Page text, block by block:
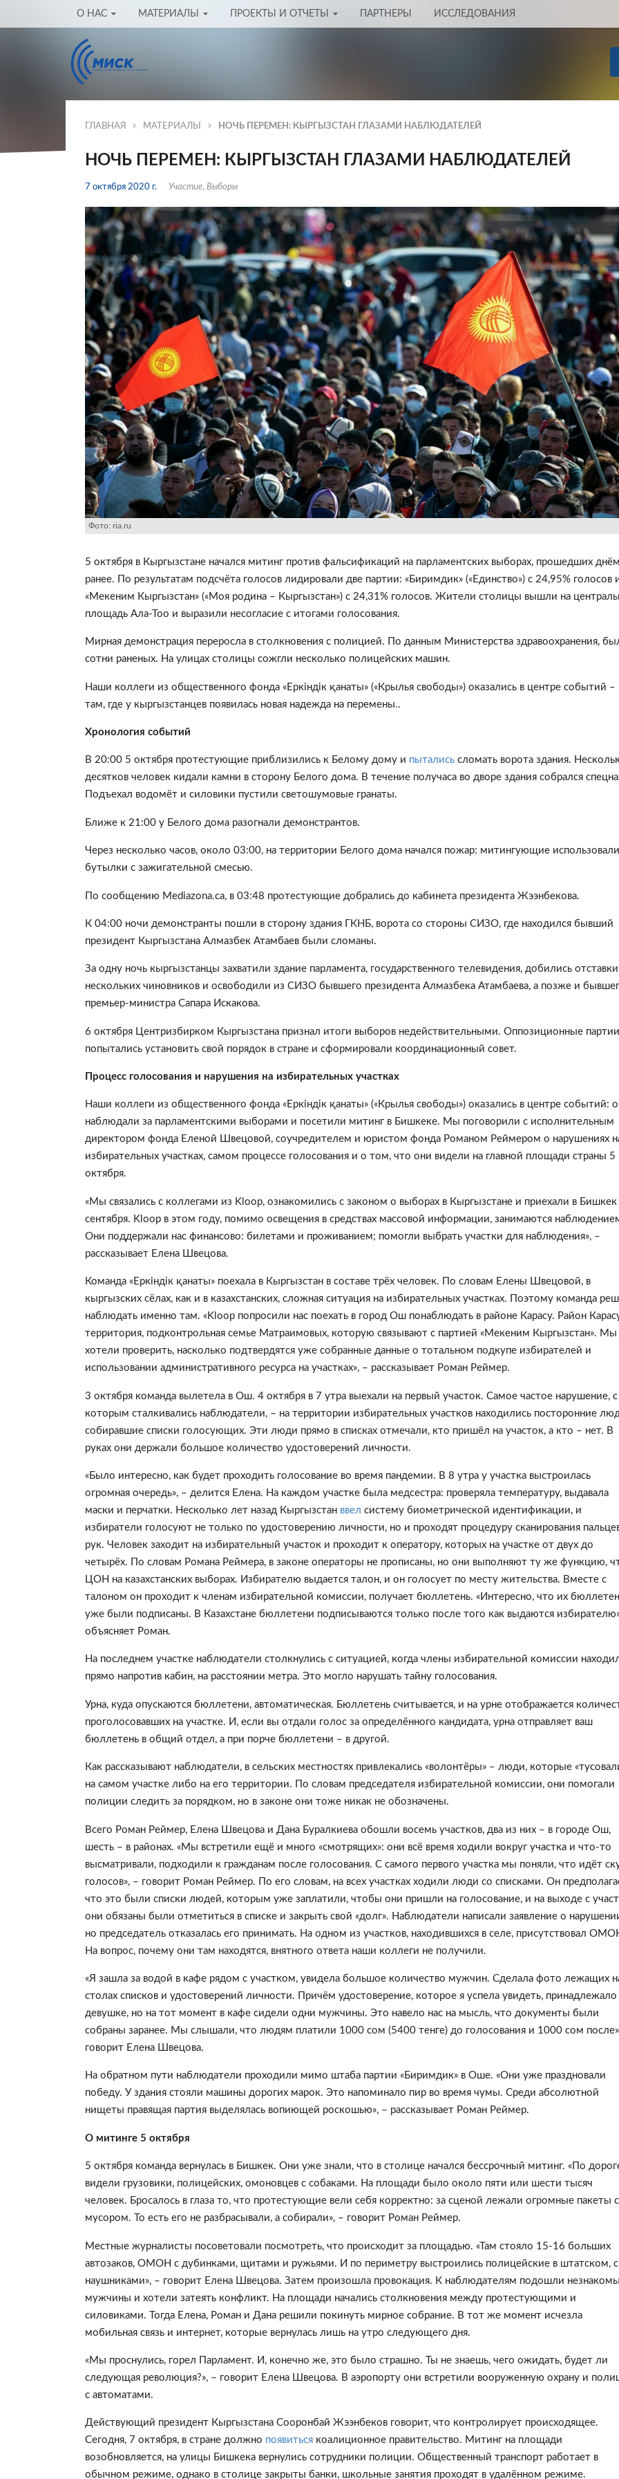
О НАС МАТЕРИАЛЫ ПРОЕКТЫ И ОТЧЕТЫ ПАРТНЕРЫ ИССЛЕДОВАНИЯ
ГЛАВНАЯ МАТЕРИАЛЫ НОЧЬ ПЕРЕМЕН: КЫРГЫЗСТАН ГЛАЗАМИ НАБЛЮДАТЕЛЕЙ
НОЧЬ ПЕРЕМЕН: КЫРГЫЗСТАН ГЛАЗАМИ НАБЛЮДАТЕЛЕЙ
7 октября 2020 г. Участие, Выборы
Фото: ria.ru
5 октября в Кыргызстане начался митинг против фальсификаций на парламентских выборах, прошедших днём
ранее.
По результатам подсчёта голосов лидировали две партии: «Биримдик»(«Единство») с 24,95% голосов
«Мекеним Кыргызстан»(«Моя родина – Кыргызстан») с 24,31% голосов. Жители столицы вышли на
площадь Ала-Тоо и выразили несогласие с итогами голосования.
Мирная демонстрация переросла в столкновения с полицией. По данным Министерства здравоохранения,
сотни раненых. На улицах столицы сожгли несколько полицейских машин.
Наши коллеги из общественного фонда «Еркіндік қанаты» («Крылья свободы») оказались в центре событий –
там, где у кыргызстанцев появилась новая надежда на перемены..
Хронология событий
В 20:00 5 октября протестующие приблизились к Белому дому и пытались сломать ворота здания.
десятков человек кидали камни в сторону Белого дома. В течение получаса во дворе здания собрался
Подъехал водомёт и силовики пустили светошумовые гранаты.
Ближе к 21:00 у Белого дома разогнали демонстрантов.
Через несколько часов, около 03:00, на территории Белого дома начался пожар: митингующие использовали
бутылки с зажигательной смесью.
По сообщению Mediazona.ca, в 03:48 протестующие добрались до кабинета президента Жээнбекова.
К 04:00 ночи демонстранты пошли в сторону здания ГКНБ, ворота со стороны СИЗО, где находился бывший
президент Кыргызстана Алмазбек Атамбаев были сломаны.
За одну ночь кыргызстанцы захватили здание парламента, государственного телевидения, добились отставки
нескольких чиновников и освободили из СИЗО бывшего президента Алмазбека Атамбаева, а позже и
премьер-министра Сапара Искакова.
6 октября Центризбирком Кыргызстана признал итоги выборов недействительными. Оппозиционные партии
попытались установить свой порядок в стране и сформировали координационный совет.
Процесс голосования и нарушения на избирательных участках
Наши коллеги из общественного фонда «Еркіндік қанаты» («Крылья свободы») оказались в центре событий:
наблюдали за парламентскими выборами и посетили митинг в Бишкеке. Мы поговорили с исполнительным
директором фонда Еленой Швецовой, соучредителем и юристом фонда Романом Реймером о нарушениях
избирательных участках, самом процессе голосования и о том, что они видели на главной площади страны 5
октября.
«Мы связались с коллегами из Kloop, ознакомились с законом о выборах в Кыргызстане и приехали в Бишкек
сентября. Kloop в этом году, помимо освещения в средствах массовой информации, занимаются
Они поддержали нас финансово: билетами и проживанием; помогли выбрать участки для наблюдения», –
рассказывает Елена Швецова.
Команда «Еркіндік қанаты» поехала в Кыргызстан в составе трёх человек. По словам Елены Швецовой, в
кыргызских сёлах, как и в казахстанских, сложная ситуация на избирательных участках. Поэтому команда
наблюдать именно там. «Kloop попросили нас поехать в город Ош понаблюдать в районе Карасу. Район
территория, подконтрольная семье Матраимовых, которую связывают с партией «Мекеним Кыргызстан». Мы
хотели проверить, насколько подтвердятся уже собранные данные о тотальном подкупе избирателей и
использовании административного ресурса на участках», – рассказывает Роман Реймер.
3 октября команда вылетела в Ош. 4 октября в 7 утра выехали на первый участок. Самое частое нарушение, с
которым сталкивались наблюдатели, – на территории избирательных участков находились посторонние
собиравшие списки голосующих. Эти люди прямо в списках отмечали, кто пришёл на участок, а кто – нет. В
руках они держали большое количество удостоверений личности.
«Было интересно, как будет проходить голосование во время пандемии. В 8 утра у участка выстроилась
огромная очередь», – делится Елена. На каждом участке была медсестра: проверяла температуру, выдавала
маски и перчатки. Несколько лет назад Кыргызстан ввел систему биометрической идентификации, и
избиратели голосуют не только по удостоверению личности, но и проходят процедуру сканирования
рук. Человек заходит на избирательный участок и проходит к оператору, которых на участке от двух до
четырёх. По словам Романа Реймера, в законе операторы не прописаны, но они выполняют ту же функцию,
ЦОН на казахстанских выборах. Избирателю выдается талон, и он голосует по месту жительства. Вместе с
талоном он проходит к членам избирательной комиссии, получает бюллетень. «Интересно, что их
уже были подписаны. В Казахстане бюллетени подписываются только после того как выдаются
объясняет Роман.
На последнем участке наблюдатели столкнулись с ситуацией, когда члены избирательной комиссии
прямо напротив кабин, на расстоянии метра. Это могло нарушать тайну голосования.
Урна, куда опускаются бюллетени, автоматическая. Бюллетень считывается, и на урне отображается
проголосовавших на участке. И, если вы отдали голос за определённого кандидата, урна отправляет ваш
бюллетень в общий отдел, а при порче бюллетени – в другой.
Как рассказывают наблюдатели, в сельских местностях привлекались «волонтёры» – люди, которые
на самом участке либо на его территории. По словам председателя избирательной комиссии, они помогали
полиции следить за порядком, но в законе они тоже никак не обозначены.
Всего Роман Реймер, Елена Швецова и Дана Буралкиева обошли восемь участков, два из них – в городе Ош,
шесть – в районах. «Мы встретили ещё и много «смотрящих»: они всё время ходили вокруг участка и что-то
высматривали, подходили к гражданам после голосования. С самого первого участка мы поняли, что идёт
голосов», – говорит Роман Реймер. По его словам, на всех участках ходили люди со списками. Он
что это были списки людей, которым уже заплатили, чтобы они пришли на голосование, и на выходе с
они обязаны были отметиться в списке и закрыть свой «долг». Наблюдатели написали заявление о
но председатель отказалась его принимать. На одном из участков, находившихся в селе, присутствовал
На вопрос, почему они там находятся, внятного ответа наши коллеги не получили.
«Я зашла за водой в кафе рядом с участком, увидела большое количество мужчин. Сделала фото лежащих
столах списков и удостоверений личности. Причём удостоверение, которое я успела увидеть, принадлежало
девушке, но на тот момент в кафе сидели одни мужчины. Это навело нас на мысль, что документы были
собраны заранее. Мы слышали, что людям платили 1000 сом (5400 тенге) до голосования и 1000 сом
говорит Елена Швецова.
На обратном пути наблюдатели проходили мимо штаба партии «Биримдик» в Оше. «Они уже праздновали
победу. У здания стояли машины дорогих марок. Это напоминало пир во время чумы. Среди абсолютной
нищеты правящая партия выделялась вопиющей роскошью», – рассказывает Роман Реймер.
О митинге 5 октября
5 октября команда вернулась в Бишкек. Они уже знали, что в столице начался бессрочный митинг. «По
видели грузовики, полицейских, омоновцев с собаками. На площади было около пяти или шести тысяч
человек. Бросалось в глаза то, что протестующие вели себя корректно: за сценой лежали огромные пакеты с
мусором. То есть его не разбрасывали, а собирали», – говорит Роман Реймер.
Местные журналисты посоветовали посмотреть, что происходит за площадью. «Там стояло 15-16 больших
автозаков, ОМОН с дубинками, щитами и ружьями. И по периметру выстроились полицейские в штатском, с
наушниками», – говорит Елена Швецова. Затем произошла провокация. К наблюдателям подошли
мужчины и хотели затеять конфликт. На площади начались столкновения между протестующими и
силовиками. Тогда Елена, Роман и Дана решили покинуть мирное собрание. В тот же момент исчезла
мобильная связь и интернет, которые вернулась лишь на утро следующего дня.
«Мы проснулись, горел Парламент. И, конечно же, это было страшно. Ты не знаешь, чего ожидать, будет ли
следующая революция?», – говорит Елена Швецова. В аэропорту они встретили вооруженную охрану и
с автоматами.
Действующий президент Кыргызстана Сооронбай Жээнбеков говорит, что контролирует происходящее.
Сегодня, 7 октября, в стране должно появиться коалиционное правительство. Митинг на площади
возобновляется, на улицы Бишкека вернулись сотрудники полиции. Общественный транспорт работает в
обычном режиме, однако в столице закрыты банки, школьные занятия проходят в удалённом режиме.